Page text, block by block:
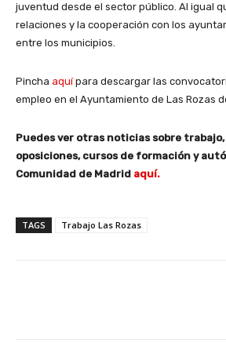
juventud desde el sector público. Al igual
relaciones y la cooperación con los
entre los municipios.
Pincha aquípara descargar las
empleo en el Ayuntamiento de Las Rozas
Puedes ver otras noticias sobre
oposiciones, cursos de formación y
Comunidad de Madrid aquí.
TAGS Trabajo Las Rozas